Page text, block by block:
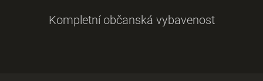
Užijte si výhledy na
Kompletní občanská vybavenost